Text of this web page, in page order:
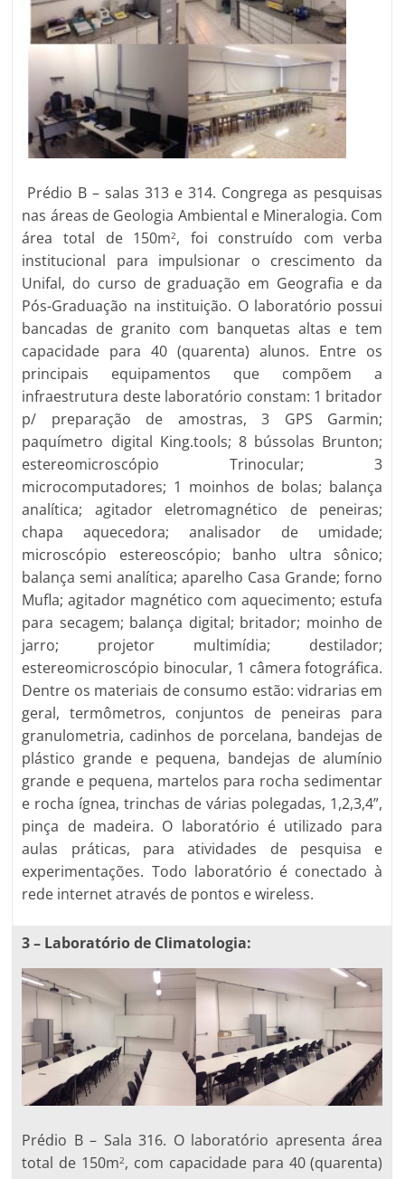
Prédio B – salas 313 e 314. Congrega as pesquisas
nas áreas de Geologia Ambiental e Mineralogia. Com
área total de 150m2, foi construído com verba
institucional para impulsionar o crescimento da
Unifal, do curso de graduação em Geografia e da
Pós-Graduação na instituição. O laboratório possui
bancadas de granito com banquetas altas e tem
capacidade para 40 (quarenta) alunos. Entre os
principais equipamentos que compõem a
infraestrutura deste laboratório constam: 1 britador
p/ preparação de amostras, 3 GPS Garmin;
paquímetro digital King.tools; 8 bússolas Brunton;
estereomicroscópio Trinocular; 3
microcomputadores; 1 moinhos de bolas; balança
analítica; agitador eletromagnético de peneiras;
chapa aquecedora; analisador de umidade;
microscópio estereoscópio; banho ultra sônico;
balança semi analítica; aparelho Casa Grande; forno
Mufla; agitador magnético com aquecimento; estufa
para secagem; balança digital; britador; moinho de
jarro; projetor multimídia; destilador;
estereomicroscópio binocular, 1 câmera fotográfica.
Dentre os materiais de consumo estão: vidrarias em
geral, termômetros, conjuntos de peneiras para
granulometria, cadinhos de porcelana, bandejas de
plástico grande e pequena, bandejas de alumínio
grande e pequena, martelos para rocha sedimentar
e rocha ígnea, trinchas de várias polegadas, 1,2,3,4”,
pinça de madeira. O laboratório é utilizado para
aulas práticas, para atividades de pesquisa e
experimentações. Todo laboratório é conectado à
rede internet através de pontos e wireless.
3 – Laboratório de Climatologia:
Prédio B – Sala 316. O laboratório apresenta área
total de 150m2, com capacidade para 40 (quarenta)